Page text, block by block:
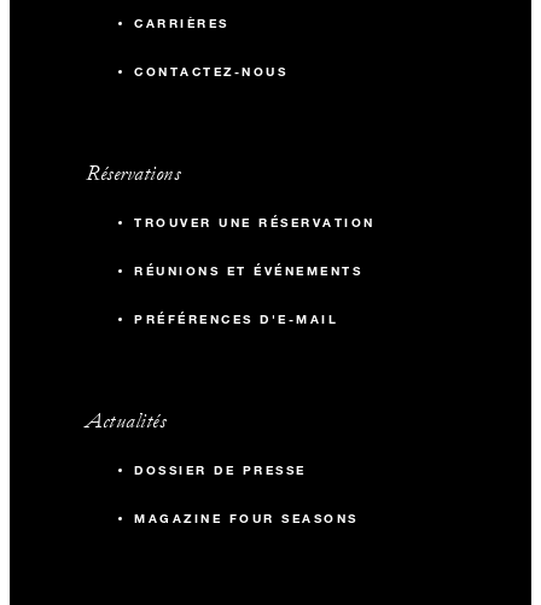
CARRIÈRES
CONTACTEZ-NOUS
Réservations
TROUVER UNE RÉSERVATION
RÉUNIONS ET ÉVÉNEMENTS
PRÉFÉRENCES D'E-MAIL
Actualités
DOSSIER DE PRESSE
MAGAZINE FOUR SEASONS